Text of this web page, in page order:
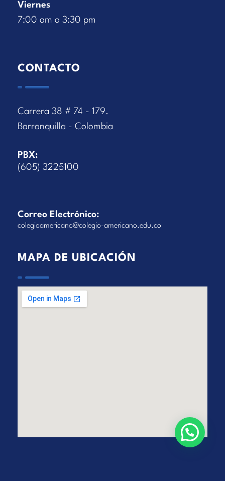
Viernes
7:00 am a 3:30 pm
CONTACTO
Carrera 38 # 74 - 179.
Barranquilla - Colombia
PBX:
(605) 3225100
Correo Electrónico:
colegioamericano@colegio-americano.edu.co
MAPA DE UBICACIÓN